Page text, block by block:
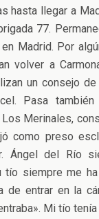
hasta llegar a
77.
Madrid. Por
volver a
un consejo de
Pasa
Merinales,
como preso
Ángel del Río
tío siempre me
de entrar en la
Mi tío tenía